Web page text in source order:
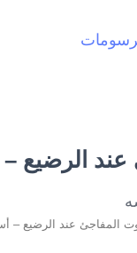
الرضيع –
المفاجئ عند الرضيع –